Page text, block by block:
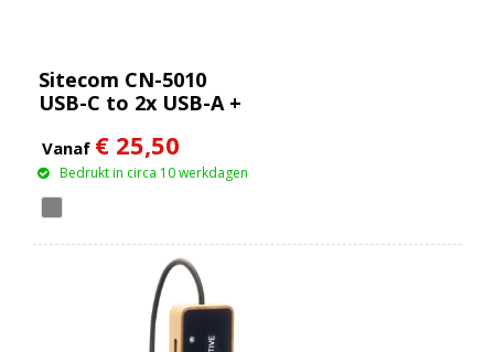
Sitecom CN-5010
USB-C to 2x USB-A +
Vanaf € 25,50
Bedrukt in circa 10 werkdagen